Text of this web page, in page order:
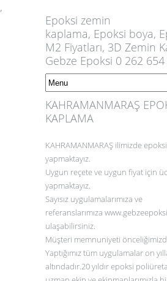
,
Epoksi zemin
kaplama, Epoksi boya,
M2 Fiyatları, 3D Zemin
Gebze Epoksi 0 262
KAHRAMANMARAŞ
KAPLAMA
KAHRAMANMARAŞ ilimizde
yapmaktayız.
Uygun reçete ve uygun fiyat için
yapmaktayız.
Sayısız uygulamalarımıza ve
referanslarımıza
ulaşabilirsiniz.
Müşteri memnuniyeti
Yaptığımız tüm uygulamalar on
altındadır.20 yıldır epoksi